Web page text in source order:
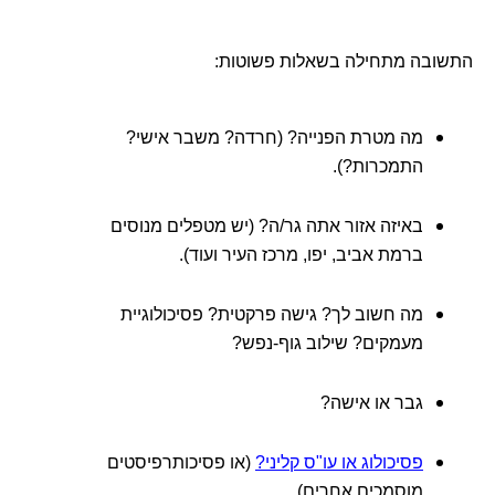
חתום בסלע - לפעמים התהליך מהיר יותר ולפעמים
רואים שיפור, כדאי להמשיך. כשאתם מרגישים
שהגעתם למקום טוב ויציב, חשוב לשקול סיום או
התשובה מתחילה בשאלות פשוטות:
מה מטרת הפנייה? (חרדה? משבר אישי?
התמכרות?).
באיזה אזור אתה גר/ה? (יש מטפלים מנוסים
ברמת אביב, יפו, מרכז העיר ועוד).
מה חשוב לך? גישה פרקטית? פסיכולוגיית
מעמקים? שילוב גוף-נפש?
גבר או אישה?
פסיכולוג או עו"ס קליני? (או פסיכותרפיסטים
מוסמכים אחרים).